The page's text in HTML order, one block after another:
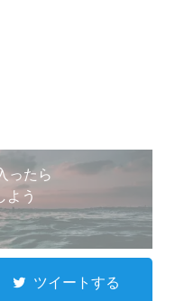
ったら
よう
ツイートする